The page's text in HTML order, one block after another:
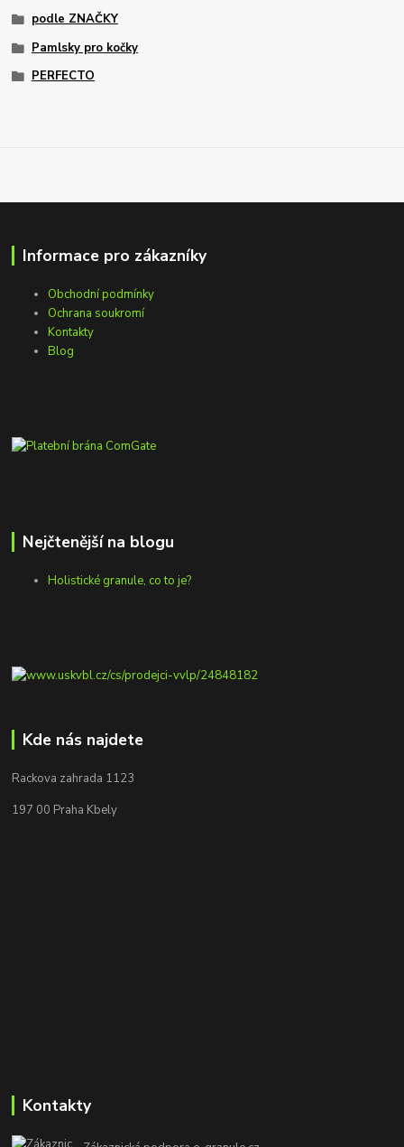
podle ZNAČKY
Pamlsky pro kočky
PERFECTO
Informace pro zákazníky
Obchodní podmínky
Ochrana soukromí
Kontakty
Blog
Nejčtenější na blogu
Holistické granule, co to je?
Kde nás najdete
Rackova zahrada 1123
197 00 Praha Kbely
Kontakty